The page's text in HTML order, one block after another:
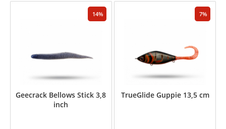
14
Geecrack Bellows Stick 3,8
inch
7
TrueGlide Guppie 13,5 cm